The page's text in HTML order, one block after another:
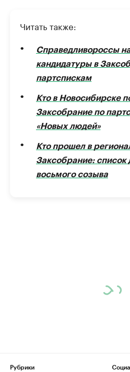
Читать также:
Справедливороссы
кандидатуры в
партспискам
Кто в Новосибирске
Заксобрание по
«Новых людей»
Кто прошел в
Заксобрание: список
восьмого созыва
Рубрики